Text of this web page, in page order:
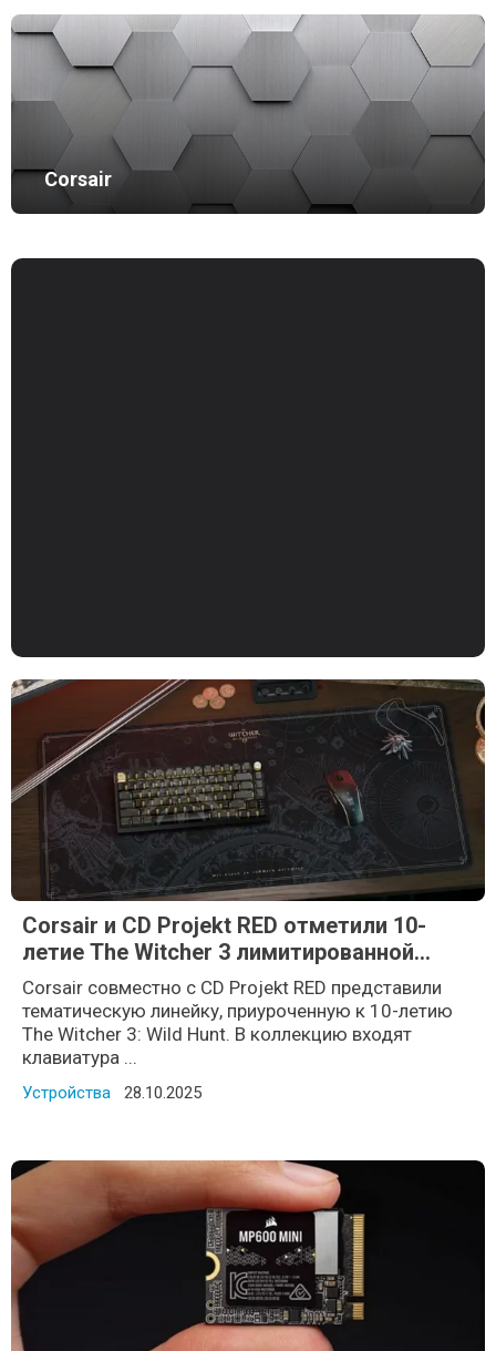
Corsair
Corsair и CD Projekt RED отметили 10-
летие The Witcher 3 лимитированной
коллекцией периферии
Corsair совместно с CD Projekt RED представили
тематическую линейку, приуроченную к 10-летию
The Witcher 3: Wild Hunt. В коллекцию входят
клавиатура ...
Устройства Posted on
28.10.2025